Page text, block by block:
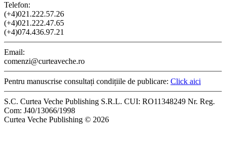
Telefon:
(+4)021.222.57.26
(+4)021.222.47.65
(+4)074.436.97.21
Email:
comenzi@curteaveche.ro
Pentru manuscrise consultați condițiile de publicare: Click aici
S.C. Curtea Veche Publishing S.R.L. CUI: RO11348249 Nr. Reg.
Com: J40/13066/1998
Curtea Veche Publishing © 2026